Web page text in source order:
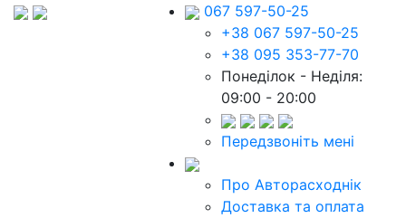
067 597-50-25
+38 067 597-50-25
+38 095 353-77-70
Понеділок - Неділя:
09:00 - 20:00
Передзвоніть мені
Про Авторасходнік
Доставка та оплата